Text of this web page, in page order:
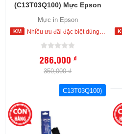
(C13T03Q100) Mực Epson
L1455, M3170
Mực in Epson
Nhiều ưu đãi đặc biệt dùng cho khách hàng đặt mua ngay trong hôm nay
286,000đ
350,000 ₫
C13T03Q100)